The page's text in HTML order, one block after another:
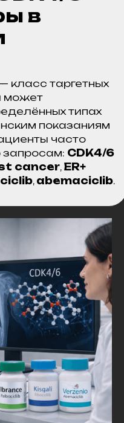
в
класс таргетных
может
типах
показаниям
часто
запросам: CDK4/6
cancer, ER+
, abemaciclib.